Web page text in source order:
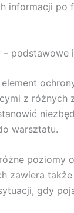
informacji po
podstawowe
z różnych
warsztatu.
poziomy
zawiera
gdy